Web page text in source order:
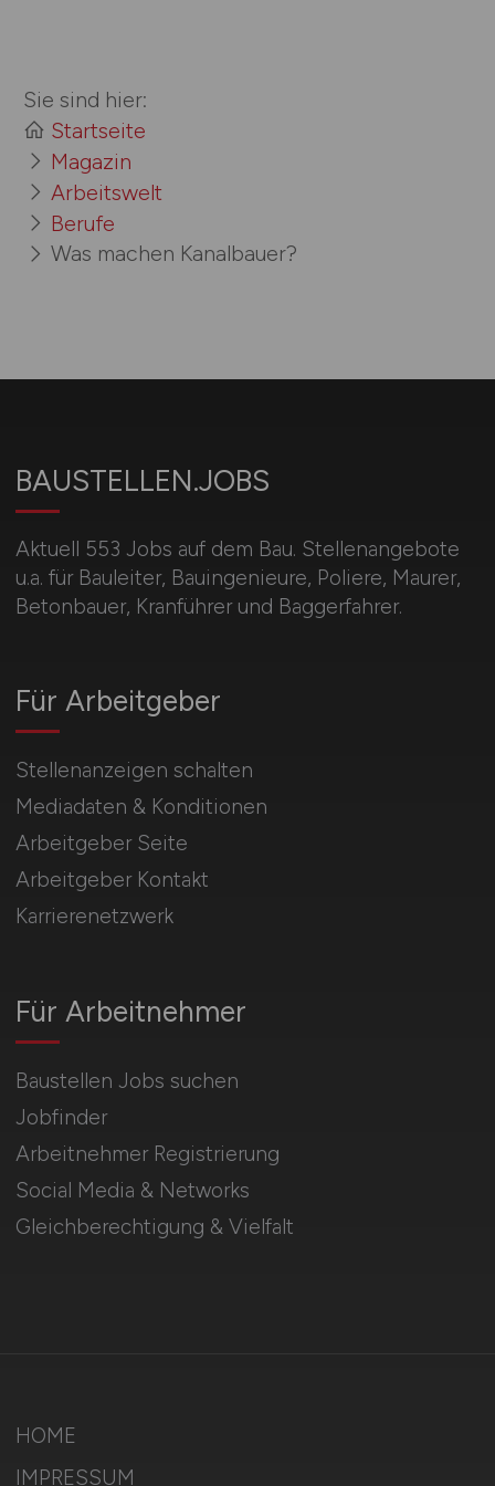
Sie sind hier:
Startseite
Magazin
Arbeitswelt
Berufe
Was machen Kanal­­bauer?
BAUSTELLEN.JOBS
Aktuell 553 Jobs auf dem Bau. Stellenangebote
u.a. für Bauleiter, Bauingenieure, Poliere, Maurer,
Betonbauer, Kranführer und Baggerfahrer.
Für Arbeitnehmer
Baustellen Jobs suchen
Jobfinder
Arbeitnehmer Registrierung
Social Media & Networks
Gleichberechtigung & Vielfalt
Für Arbeitgeber
Stellenanzeigen schalten
Mediadaten & Konditionen
Arbeitgeber Seite
Arbeitgeber Kontakt
Karrierenetzwerk
HOME
IMPRESSUM